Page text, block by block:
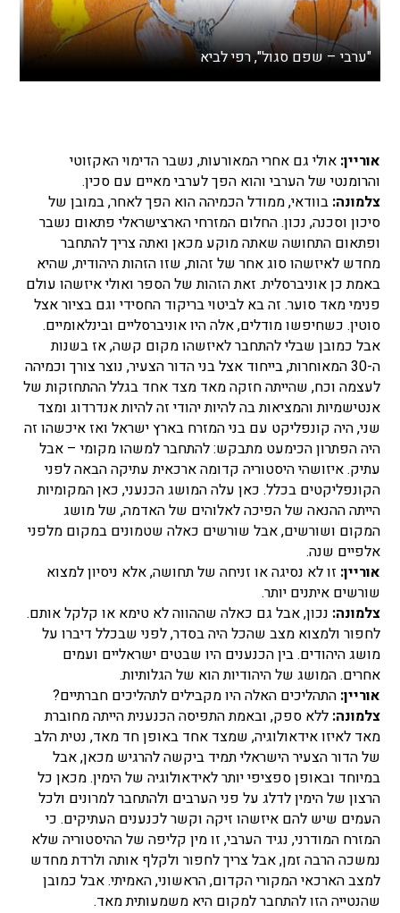
"ערבי – שפם סגול", רפי לביא
אוריין: אולי גם אחרי המאורעות, נשבר הדימוי האקזוטי
והרומנטי של הערבי והוא הפך לערבי מאיים עם סכין.
צלמונה: בוודאי, ממודל הכמיהה הוא הפך לאחר, במובן של
סיכון וסכנה, נכון. החלום המזרחי הארצישראלי פתאום נשבר
ופתאום התחושה שאתה מוקע מכאן ואתה צריך להתחבר
מחדש לאיזשהו סוג אחר של זהות, שזו הזהות היהודית, שהיא
באמת כן אוניברסלית. זאת הזהות של הספר ואולי איזשהו עולם
פנימי מאד סוער. זה בא לביטוי בריקוד החסידי וגם בציור אצל
סוטין. כשחיפשו מודלים, אלה היו אוניברסליים ובינלאומיים.
אבל כמובן שבלי להתחבר לאיזשהו מקום קשה, אז בשנות
ה-30 המאוחרות, בייחוד אצל בני הדור הצעיר, נוצר צורך וכמיהה
לעצמה וכח, שהייתה חזקה מאד מצד אחד בגלל ההתחזקות של
אנטישמיות והמציאות בה להיות יהודי זה להיות אנדרדוג ומצד
שני, היה קונפליקט עם בני המזרח בארץ ישראל ואז איכשהו זה
היה הפתרון הכימעט מתבקש: להתחבר למשהו מקומי – אבל
עתיק. איזושהי היסטוריה קדומה ארכאית עתיקה הבאה לפני
הקונפליקטים בכלל. כאן עלה המושג הכנעני, כאן המקומיות
הייתה ההנאה של הפיכה לאלוהים של האדמה, של מושג
המקום ושורשים, אבל שורשים כאלה שטמונים במקום מלפני
אלפיים שנה.
אוריין: זו לא נסיגה או זניחה של תחושה, אלא ניסיון למצוא
שורשים איתנים יותר.
צלמונה: נכון, אבל גם כאלה שההווה לא טימא או קלקל אותם.
לחפור ולמצוא מצב שהכל היה בסדר, לפני שבכלל דיברו על
מושג היהודים. בין הכנענים היו שבטים ישראליים ועמים
אחרים. המושג של היהודיות הוא של הגלותיות.
אוריין: התהליכים האלה היו מקבילים לתהליכים חברתיים?
צלמונה: ללא ספק, ובאמת התפיסה הכנענית הייתה מחוברת
מאד לאיזו אידאולוגיה, שמצד אחד באופן חד מאד, נטית הלב
של הדור הצעיר הישראלי תמיד ביקשה להרגיש מכאן, אבל
במיוחד ובאופן ספציפי יותר לאידאולוגיה של הימין. מכאן כל
הרצון של הימין לדלג על פני הערבים ולהתחבר למרונים ולכל
העמים שיש להם איזשהו זיקה וקשר לכנענים העתיקים. כי
המזרח המודרני, נגיד הערבי, זו מין קליפה של ההיסטוריה שלא
נמשכה הרבה זמן, אבל צריך לחפור ולקלף אותה ולרדת מחדש
למצב הארכאי המקורי הקדום, הראשוני, האמיתי. אבל כמובן
שהנטייה הזו להתחבר למקום היא משמעותית מאד.